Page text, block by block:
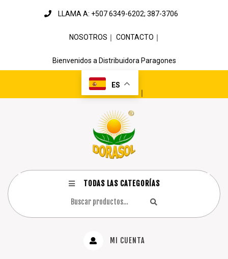
LLAMA A: +507 6349-6202; 387-3706
NOSOTROS ｜ CONTACTO ｜
Bienvenidos a Distribuidora Paragones
ES
｜
TODAS LAS CATEGORÍAS
MI CUENTA